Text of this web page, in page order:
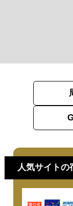
人気サイトの